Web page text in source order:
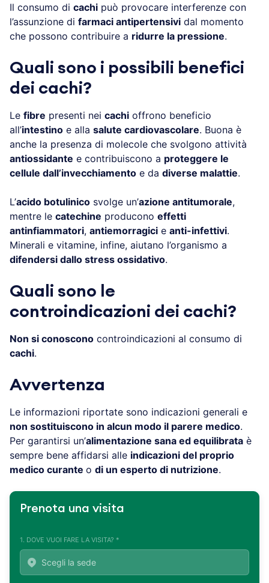
Il consumo di cachi può provocare interferenze con
l’assunzione di farmaci antipertensivi dal momento
che possono contribuire a ridurre la pressione.
Quali sono i possibili benefici
dei cachi?
Le fibre presenti nei cachi offrono beneficio
all’intestino e alla salute cardiovascolare. Buona è
anche la presenza di molecole che svolgono attività
antiossidante e contribuiscono a proteggere le
cellule dall’invecchiamento e da diverse malattie.
L’acido botulinico svolge un’azione antitumorale,
mentre le catechine producono effetti
antinfiammatori, antiemorragici e anti-infettivi.
Minerali e vitamine, infine, aiutano l’organismo a
difendersi dallo stress ossidativo.
Quali sono le
controindicazioni dei cachi?
Non si conoscono controindicazioni al consumo di
cachi.
Avvertenza
Le informazioni riportate sono indicazioni generali e
non sostituiscono in alcun modo il parere medico.
Per garantirsi un’alimentazione sana ed equilibrata è
sempre bene affidarsi alle indicazioni del proprio
medico curante o di un esperto di nutrizione.
Prenota una visita
1. DOVE VUOI FARE LA VISITA? *